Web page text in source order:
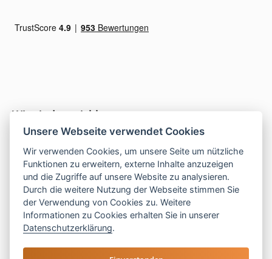
Wir sind erreichbar
Telefon:
+49 (0) 5069 34 870
+49 (0) 5121 208 990
Telefon:05121 208 990
Unsere Webseite verwendet Cookies
Wir verwenden Cookies, um unsere Seite um nützliche
Funktionen zu erweitern, externe Inhalte anzuzeigen
und die Zugriffe auf unsere Website zu analysieren.
Durch die weitere Nutzung der Webseite stimmen Sie
der Verwendung von Cookies zu. Weitere
Informationen zu Cookies erhalten Sie in unserer
Datenschutzerklärung.